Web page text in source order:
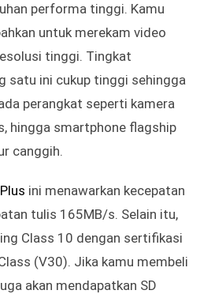
performa tinggi. Kamu
untuk merekam video
tinggi. Tingkat
satu ini cukup tinggi sehingga
perangkat seperti kamera
hingga smartphone flagship
canggih.
ini menawarkan kecepatan
tulis 165MB/s. Selain itu,
Class 10 dengan sertifikasi
(V30). Jika kamu membeli
akan mendapatkan SD